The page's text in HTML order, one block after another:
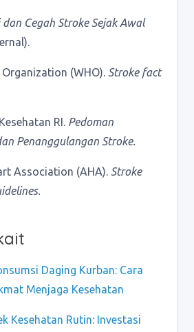
dan Cegah Stroke Sejak Awal
(WHO). Stroke fact
RI. Pedoman
Penanggulangan Stroke.
Association (AHA). Stroke
Daging Kurban: Cara
Menjaga Kesehatan
Kesehatan Rutin: Investasi